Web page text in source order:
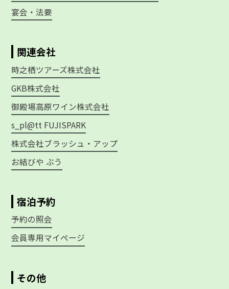
宴会・法要
関連会社
時之栖ツアーズ株式会社
GKB株式会社
御殿場高原ワイン株式会社
s_pl@tt FUJISPARK
株式会社ブラッシュ・アップ
お結びや ぶう
宿泊予約
予約の照会
会員専用マイページ
その他